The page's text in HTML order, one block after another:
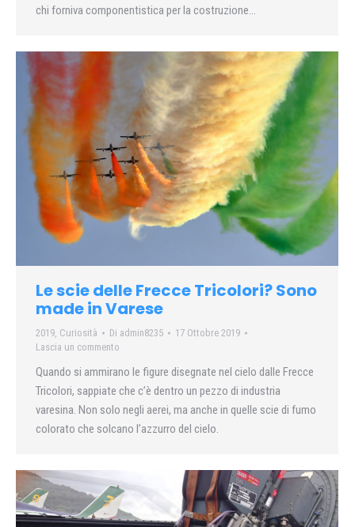
chi forniva componentistica per la costruzione…
Le scie delle Frecce Tricolori? Sono
made in Varese
2019, Curiosità Di admin8235
17 Ottobre 2019
Lascia un commento
Quando si ammirano le figure disegnate nel cielo dalle Frecce
Tricolori, sappiate che c’è dentro un pezzo di industria
varesina. Non solo negli aerei, ma anche in quelle scie di fumo
colorato che solcano l’azzurro del cielo.